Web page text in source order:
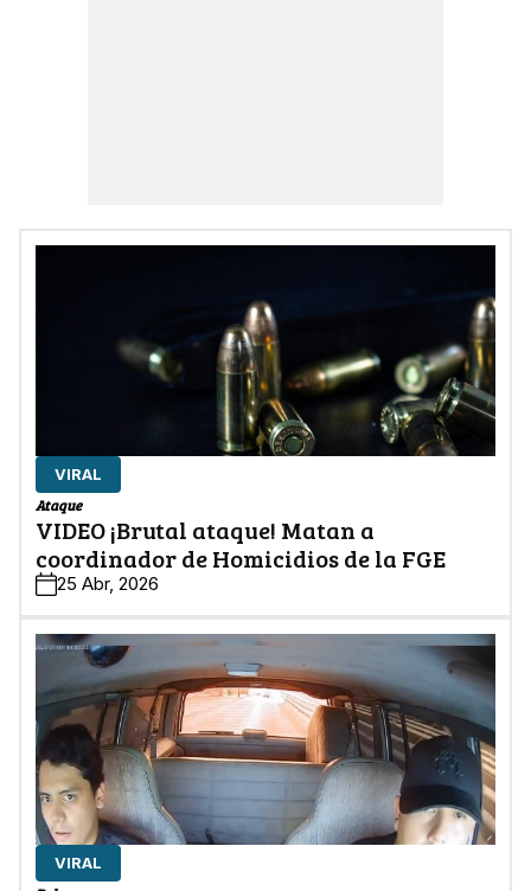
VIRAL
Ataque
VIDEO ¡Brutal ataque! Matan a
coordinador de Homicidios de la FGE
25 Abr, 2026
VIRAL